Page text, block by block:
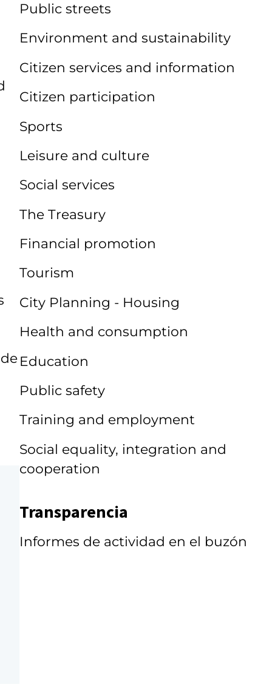
Public streets
Environment and sustainability
Citizen services and information
Citizen participation
Sports
Leisure and culture
Social services
The Treasury
Financial promotion
Tourism
City Planning - Housing
Health and consumption
Education
Public safety
Training and employment
Social equality, integration and
cooperation
Transparencia
Informes de actividad en el buzón